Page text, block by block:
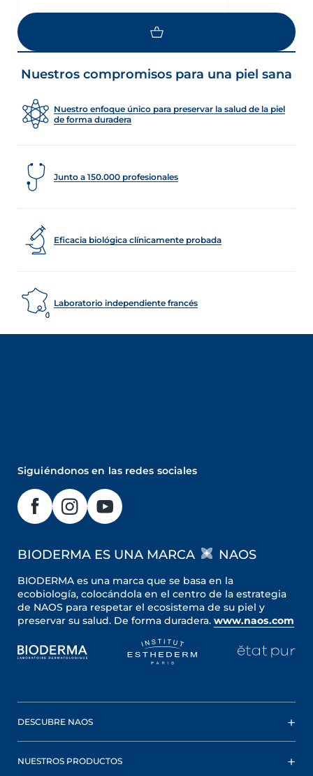
CARGAR MÁS
Nuestros compromisos para una piel sana
Nuestro enfoque único para preservar la salud de la piel
de forma duradera
Junto a 150.000 profesionales
Eficacia biológica clínicamente probada
Laboratorio independiente francés
Siguiéndonos en las redes sociales
BIODERMA ES UNA MARCA NAOS
BIODERMA es una marca que se basa en la
ecobiología, colocándola en el centro de la estrategia
de NAOS para respetar el ecosistema de su piel y
preservar su salud. De forma duradera. www.naos.com
DESCUBRE NAOS
NUESTROS PRODUCTOS